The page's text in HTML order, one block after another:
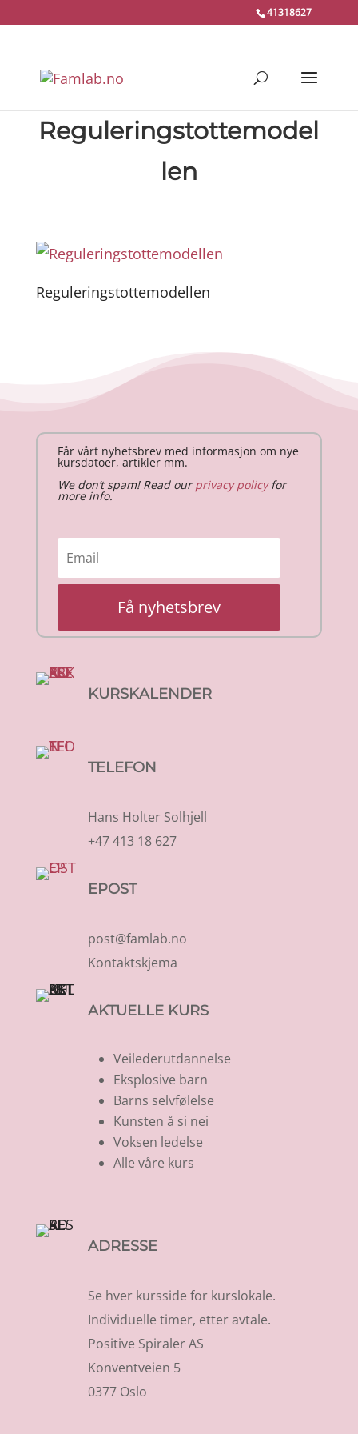
41318627
Reguleringstottemodel
len
Reguleringstottemodellen
Får vårt nyhetsbrev med informasjon om nye
kursdatoer, artikler mm.
We don’t spam! Read ourprivacy policyfor
more info.
Få nyhetsbrev
KURSKALENDER
TELEFON
Hans Holter Solhjell
+47 413 18 627
EPOST
post@famlab.no
Kontaktskjema
AKTUELLE KURS
Veilederutdannelse
Eksplosive barn
Barns selvfølelse
Kunsten å si nei
Voksen ledelse
Alle våre kurs
ADRESSE
Se hver kursside for kurslokale.
Individuelle timer, etter avtale.
Positive Spiraler AS
Konventveien 5
0377 Oslo